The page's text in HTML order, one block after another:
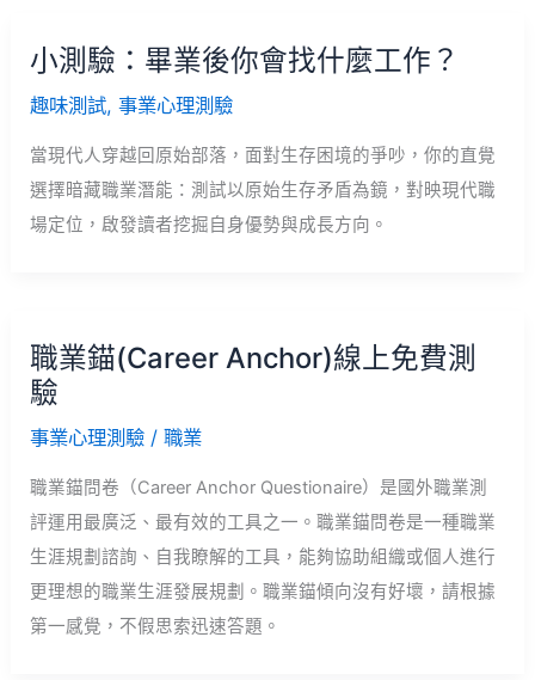
小測驗：畢業後你會找什麼工作？
趣味測試,事業心理測驗
當現代人穿越回原始部落，面對生存困境的爭吵，你的直覺
選擇暗藏職業潛能：測試以原始生存矛盾為鏡，對映現代職
場定位，啟發讀者挖掘自身優勢與成長方向。
職業錨(Career Anchor)線上免費測
驗
事業心理測驗 /職業
職業錨問卷（Career Anchor Questionaire）是國外職業測
評運用最廣泛、最有效的工具之一。職業錨問卷是一種職業
生涯規劃諮詢、自我瞭解的工具，能夠協助組織或個人進行
更理想的職業生涯發展規劃。職業錨傾向沒有好壞，請根據
第一感覺，不假思索迅速答題。